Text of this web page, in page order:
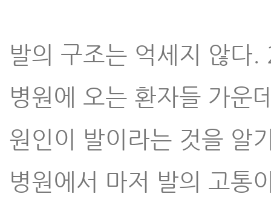
발의 구조는 억세지 않다
병원에 오는 환자들 가운
원인이 발이라는 것을 알
병원에서 마저 발의 고통